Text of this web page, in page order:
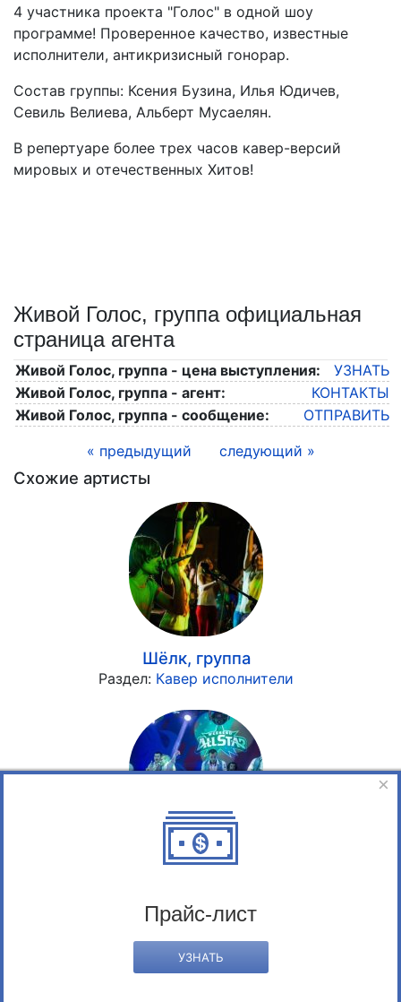
4 участника проекта "Голос" в одной шоу
программе! Проверенное качество, известные
исполнители, антикризисный гонорар.
Состав группы: Ксения Бузина, Илья Юдичев,
Севиль Велиева, Альберт Мусаелян.
В репертуаре более трех часов кавер-версий
мировых и отечественных Хитов!
Живой Голос, группа официальная
страница агента
Живой Голос, группа - цена выступления:
УЗНАТЬ
Живой Голос, группа - агент:
КОНТАКТЫ
Живой Голос, группа - сообщение:
ОТПРАВИТЬ
« предыдущий
следующий »
Схожие артисты
Шёлк, группа
Раздел: Кавер исполнители
Файверс
×
Прайс-лист
УЗНАТЬ